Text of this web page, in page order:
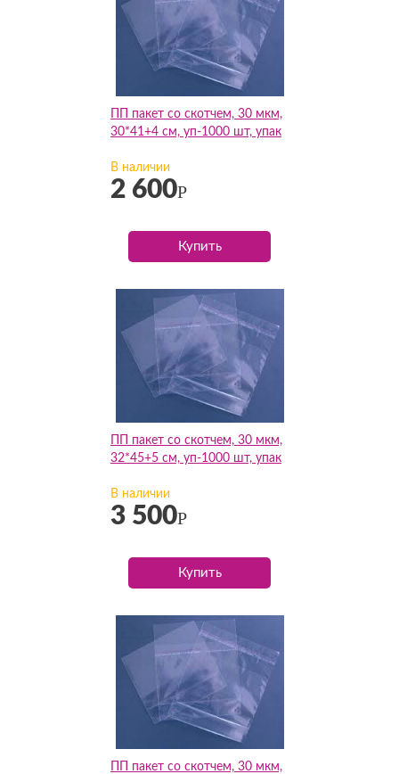
ПП пакет со скотчем, 30 мкм,
30*41+4 см, уп-1000 шт, упак
В наличии
2 600Р
Купить
ПП пакет со скотчем, 30 мкм,
32*45+5 см, уп-1000 шт, упак
В наличии
3 500Р
Купить
ПП пакет со скотчем, 30 мкм,